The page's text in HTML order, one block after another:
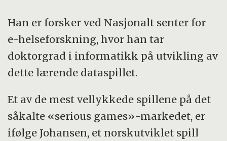
Han er forsker ved Nasjonalt senter for
e-helseforskning, hvor han tar
doktorgrad i informatikk på utvikling av
dette lærende dataspillet.
Et av de mest vellykkede spillene på det
såkalte «serious games»-markedet, er
ifølge Johansen, et norskutviklet spill